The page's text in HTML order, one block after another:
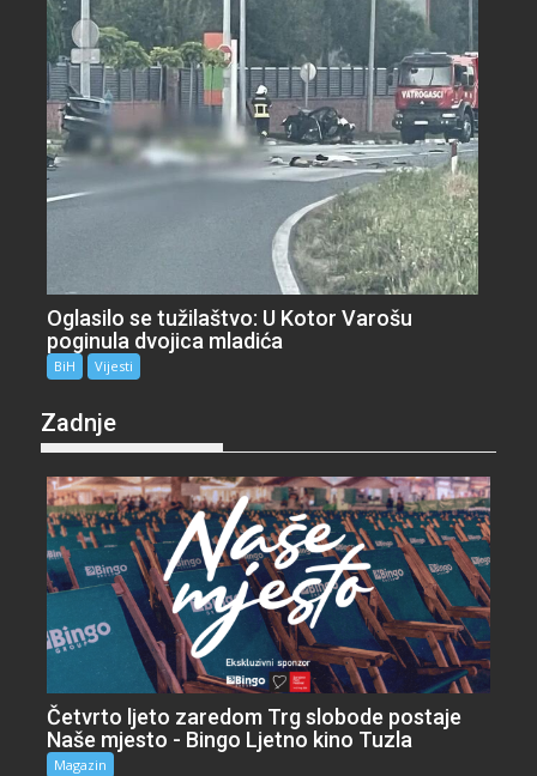
Oglasilo se tužilaštvo: U Kotor Varošu
poginula dvojica mladića
BiH Vijesti
Zadnje
Četvrto ljeto zaredom Trg slobode postaje
Naše mjesto - Bingo Ljetno kino Tuzla
Magazin